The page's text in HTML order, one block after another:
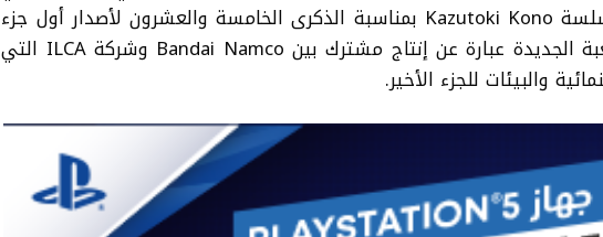
وذلك على لسان منتج السلسة Kazutoki Kono بمناسبة الذكرى الخامسة والعشرون لأصدار أول جزء
من السلسلة. ستكون اللعبة الجديدة عبارة عن إنتاج مشترك بين Bandai Namco وشركة ILCA التي
والبيئات للجزء الأخير.